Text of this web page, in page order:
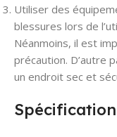
Utiliser des
blessures lors de
Néanmoins, il est
précaution. D’autre
un endroit sec et